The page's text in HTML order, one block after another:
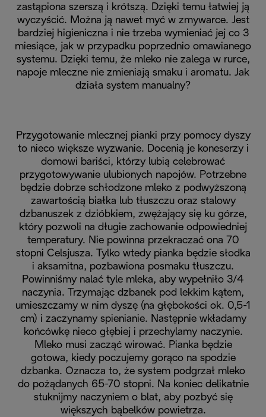
zastąpiona szerszą i krótszą. Dzięki temu łatwiej ją
wyczyścić. Można ją nawet myć w zmywarce. Jest
bardziej higieniczna i nie trzeba wymieniać jej co 3
miesiące, jak w przypadku poprzednio omawianego
systemu. Dzięki temu, że mleko nie zalega w rurce,
napoje mleczne nie zmieniają smaku i aromatu. Jak
działa system manualny?
Przygotowanie mlecznej pianki przy pomocy dyszy
to nieco większe wyzwanie. Docenią je koneserzy i
domowi bariści, którzy lubią celebrować
przygotowywanie ulubionych napojów. Potrzebne
będzie dobrze schłodzone mleko z podwyższoną
zawartością białka lub tłuszczu oraz stalowy
dzbanuszek z dzióbkiem, zwężający się ku górze,
który pozwoli na długie zachowanie odpowiedniej
temperatury. Nie powinna przekraczać ona 70
stopni Celsjusza. Tylko wtedy pianka będzie słodka
i aksamitna, pozbawiona posmaku tłuszczu.
Powinniśmy nalać tyle mleka, aby wypełniło 3/4
naczynia. Trzymając dzbanek pod lekkim kątem,
umieszczamy w nim dyszę (na głębokości ok. 0,5-1
cm) i zaczynamy spienianie. Następnie wkładamy
końcówkę nieco głębiej i przechylamy naczynie.
Mleko musi zacząć wirować. Pianka będzie
gotowa, kiedy poczujemy gorąco na spodzie
dzbanka. Oznacza to, że system podgrzał mleko
do pożądanych 65-70 stopni. Na koniec delikatnie
stuknijmy naczyniem o blat, aby pozbyć się
większych bąbelków powietrza.